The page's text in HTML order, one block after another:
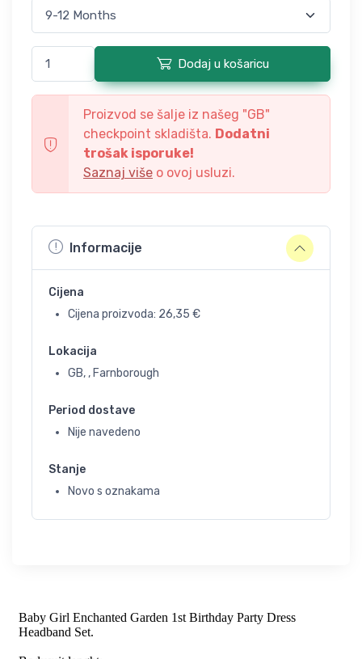
Dodaj u košaricu
Proizvod se šalje iz našeg "GB"
checkpoint skladišta. Dodatni
trošak isporuke!
Saznaj više o ovoj usluzi.
Informacije
Cijena
Cijena proizvoda: 26,35 €
Lokacija
GB, , Farnborough
Period dostave
Nije navedeno
Stanje
Novo s oznakama